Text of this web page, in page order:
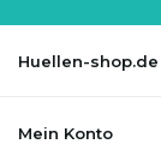
Huellen-shop.de
Mein Konto